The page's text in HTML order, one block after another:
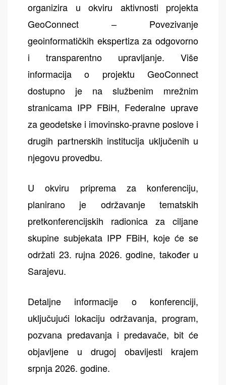
organizira u okviru aktivnosti projekta
GeoConnect – Povezivanje
geoinformatičkih ekspertiza za odgovorno
i transparentno upravljanje. Više
informacija o projektu GeoConnect
dostupno je na službenim mrežnim
stranicama IPP FBiH, Federalne uprave
za geodetske i imovinsko-pravne poslove i
drugih partnerskih institucija uključenih u
njegovu provedbu.
U okviru priprema za konferenciju,
planirano je održavanje tematskih
pretkonferencijskih radionica za ciljane
skupine subjekata IPP FBiH, koje će se
održati 23. rujna 2026. godine, također u
Sarajevu.
Detaljne informacije o konferenciji,
uključujući lokaciju održavanja, program,
pozvana predavanja i predavače, bit će
objavljene u drugoj obavijesti krajem
srpnja 2026. godine.